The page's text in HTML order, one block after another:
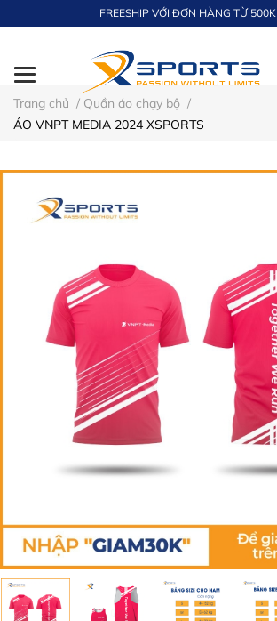
FREESHIP VỚI ĐƠN HÀNG TỪ 500K
Trang chủ / Quần áo chạy bộ /
ÁO VNPT MEDIA 2024 XSPORTS